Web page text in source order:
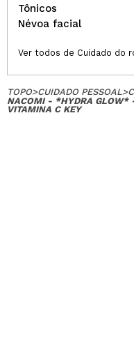
Tônicos
Névoa facial
Ver todos de Cuidado do
TOPO>CUIDADO PESSOAL>
NACOMI - *HYDRA GLOW*
VITAMINA C KEY